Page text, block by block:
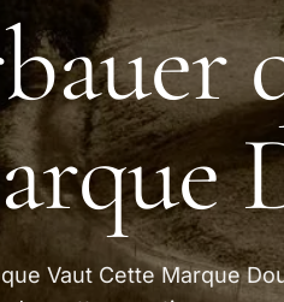
Vaut Cette Marque